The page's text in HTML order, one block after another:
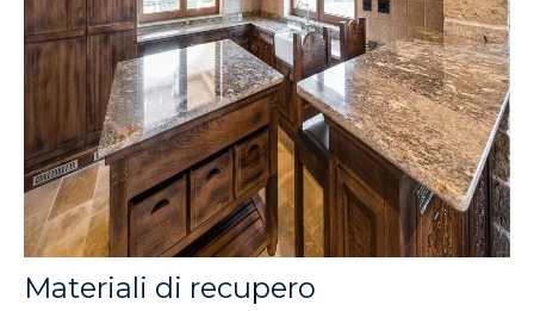
Materiali di recupero